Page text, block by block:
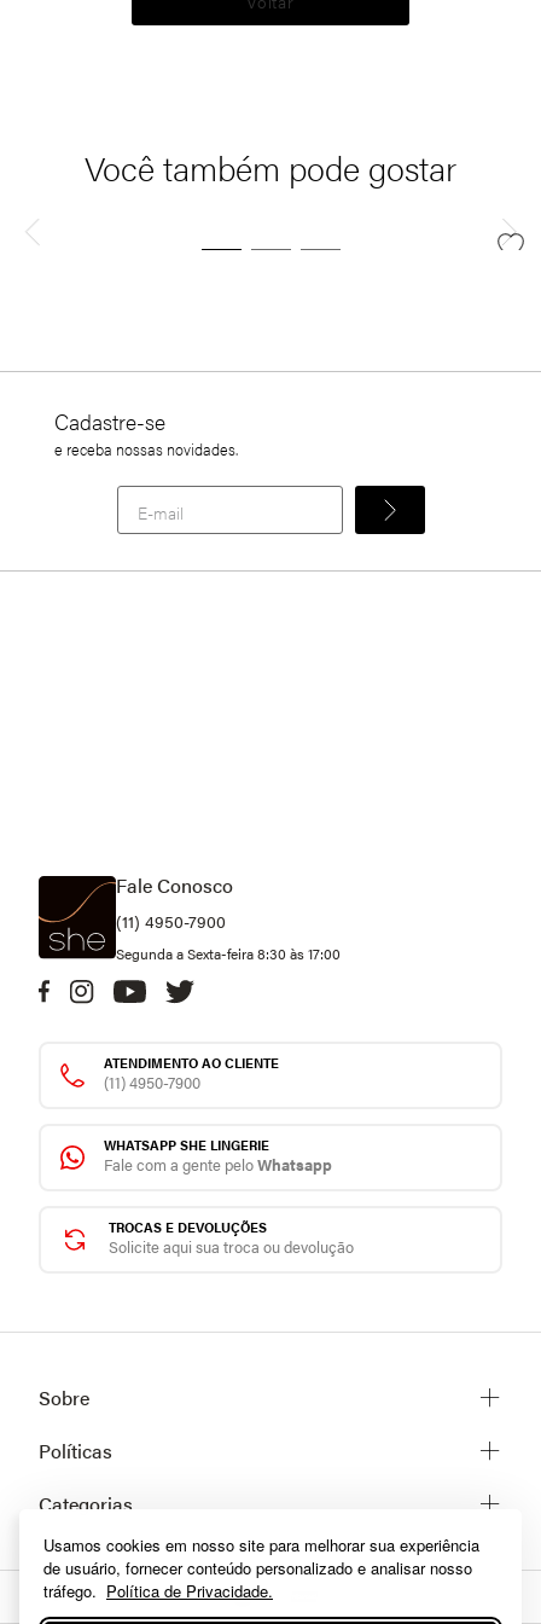
Usamos cookies em nosso site para melhorar sua experiência
de usuário, fornecer conteúdo personalizado e analisar nosso
tráfego. Política de Privacidade.
Você também pode gostar
Cadastre-se
e receba nossas novidades.
Fale Conosco
(11) 4950-7900
Segunda a Sexta-feira 8:30 às 17:00
ATENDIMENTO AO CLIENTE
(11) 4950-7900
WHATSAPP SHE LINGERIE
Fale com a gente peloWhatsapp
TROCAS E DEVOLUÇÕES
Solicite aqui sua troca ou devolução
Sobre
Sobre a She
Fale conosco
Políticas
Trocas e Devoluções
Políticas de privacidade
Dúvidas frequentes
Como comprar
Categorias
Lingerie
Homewear